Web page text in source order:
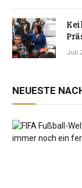
Juli
NEUESTE